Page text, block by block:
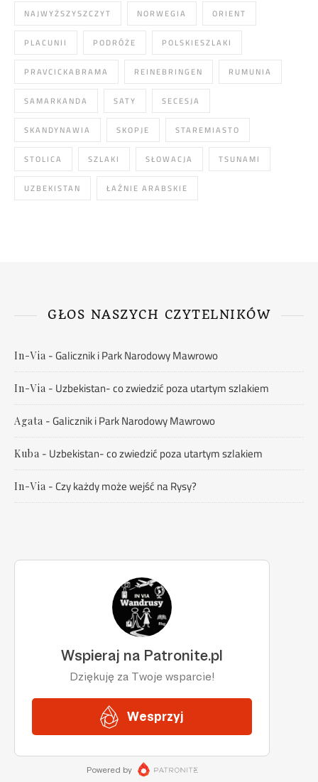
NAJWYŻSZYSZCZYT NORWEGIA ORIENT
PLACUNII PODRÓŻE POLSKIESZLAKI
PRAVCICKABRAMA REINEBRINGEN RUMUNIA
SAMARKANDA SATY SECESJA
SKANDYNAWIA SKOPJE STAREMIASTO
STOLICA SZLAKI SŁOWACJA TSUNAMI
UZBEKISTAN ŁAŹNIE ARABSKIE
GŁOS NASZYCH CZYTELNIKÓW
In-Via -Galicznik i Park Narodowy Mawrowo
In-Via -Uzbekistan- co zwiedzić poza utartym szlakiem
Agata -Galicznik i Park Narodowy Mawrowo
Kuba -Uzbekistan- co zwiedzić poza utartym szlakiem
In-Via -Czy każdy może wejść na Rysy?